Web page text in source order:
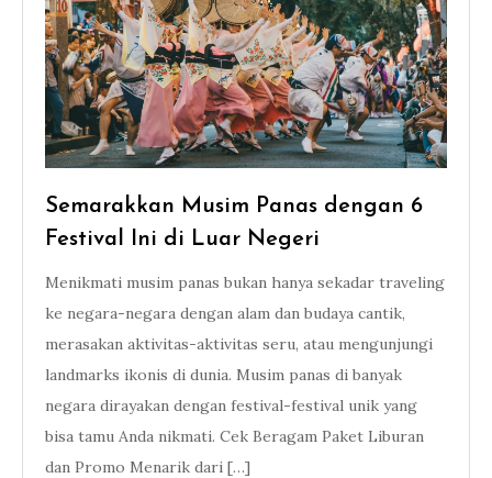
Semarakkan Musim Panas dengan 6
Festival Ini di Luar Negeri
Menikmati musim panas bukan hanya sekadar traveling
ke negara-negara dengan alam dan budaya cantik,
merasakan aktivitas-aktivitas seru, atau mengunjungi
landmarks ikonis di dunia. Musim panas di banyak
negara dirayakan dengan festival-festival unik yang
bisa tamu Anda nikmati. Cek Beragam Paket Liburan
dan Promo Menarik dari […]